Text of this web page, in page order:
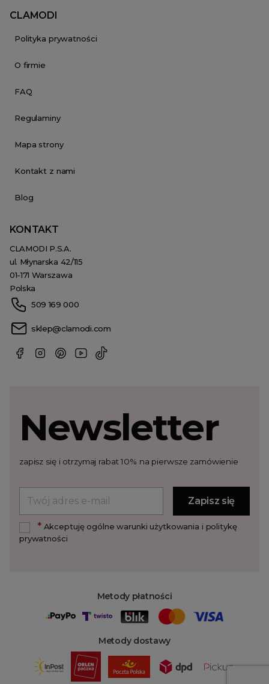
CLAMODI
Polityka prywatności
O firmie
FAQ
Regulaminy
Mapa strony
Kontakt z nami
Blog
KONTAKT
CLAMODI P.S.A.
ul. Młynarska 42/115
01-171 Warszawa
Polska
509 169 000
sklep@clamodi.com
Metody płatności
Metody dostawy
Newsletter
zapisz się i otrzymaj rabat 10% na pierwsze zamówienie
*Akceptuję ogólne warunki użytkowania i politykę
prywatności